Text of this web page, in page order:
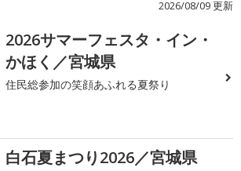
2026/08/09 更新
2026サマーフェスタ・イン・
かほく／宮城県
住民総参加の笑顔あふれる夏祭り
白石夏まつり2026／宮城県